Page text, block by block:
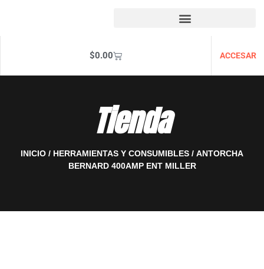
$0.00 ACCESAR
Tienda
INICIO / HERRAMIENTAS Y CONSUMIBLES / ANTORCHA
BERNARD 400AMP ENT MILLER